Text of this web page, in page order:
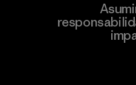
información